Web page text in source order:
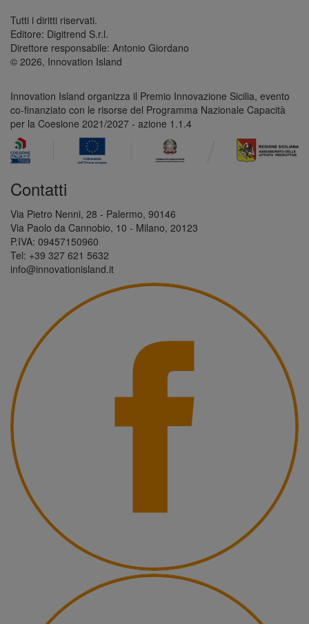
Tutti i diritti riservati.
Editore: Digitrend S.r.l.
Direttore responsabile: Antonio Giordano
© 2026, Innovation Island
Innovation Island organizza il Premio Innovazione Sicilia, evento
co-finanziato con le risorse del Programma Nazionale Capacità
per la Coesione 2021/2027 - azione 1.1.4
Contatti
Via Pietro Nenni, 28 - Palermo, 90146
Via Paolo da Cannobio, 10 - Milano, 20123
P.IVA: 09457150960
Tel: +39 327 621 5632
info@innovationisland.it